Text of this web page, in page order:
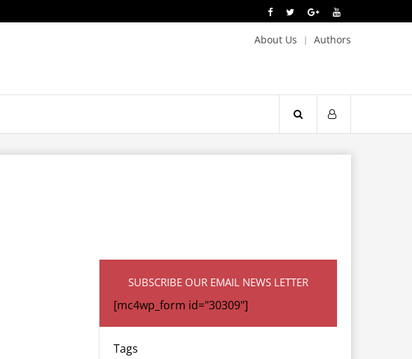
About Us Authors
SUBSCRIBE OUR EMAIL NEWS LETTER
[mc4wp_form id="30309"]
Tags